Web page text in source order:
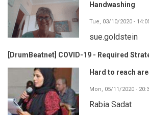
Handwashing
Tue, 03/10/2020 -
sue.goldstein
[DrumBeatnet] COVID-19 - Required
Hard to reach
Mon, 05/11/2020 -
Rabia Sadat